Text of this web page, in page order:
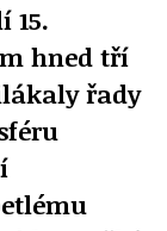
15.
hned tří
řady